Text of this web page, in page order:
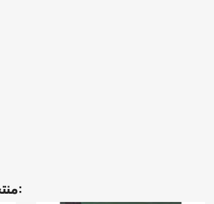
16 منتجات أخرى في نفس الفئة: